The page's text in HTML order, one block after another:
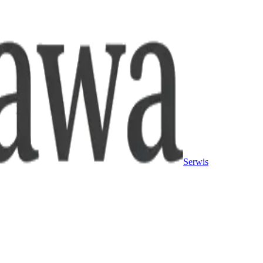
Serwis